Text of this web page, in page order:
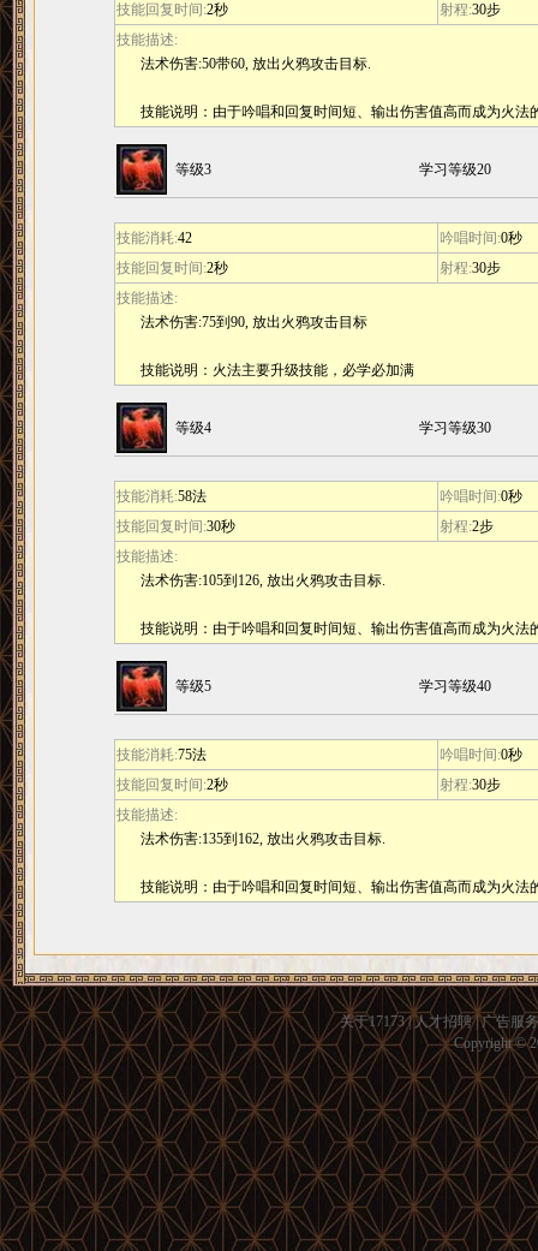
技能回复时间:2秒 射程:30步
技能描述:
法术伤害:50带60, 放出火鸦攻击目标.
技能说明：由于吟唱和回复时间短、输出伤害值高而成为火法
等级3 学习等级20
技能消耗:42 吟唱时间:0秒
技能回复时间:2秒 射程:30步
技能描述:
法术伤害:75到90, 放出火鸦攻击目标
技能说明：火法主要升级技能，必学必加满
等级4 学习等级30
技能消耗:58法 吟唱时间:0秒
技能回复时间:30秒 射程:2步
技能描述:
法术伤害:105到126, 放出火鸦攻击目标.
技能说明：由于吟唱和回复时间短、输出伤害值高而成为火法
等级5 学习等级40
技能消耗:75法 吟唱时间:0秒
技能回复时间:2秒 射程:30步
技能描述:
法术伤害:135到162, 放出火鸦攻击目标.
技能说明：由于吟唱和回复时间短、输出伤害值高而成为火法
关于17173|人才招聘|广告服务
Copyright ©